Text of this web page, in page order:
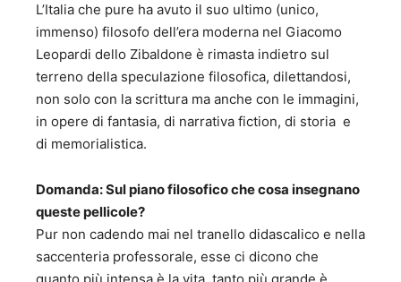
Cinematografico di Salerno - Minerva editrice - 2001; 21.
“Il cinema tra irrisione e riflessione” – critiche
cinematografiche -Avagliano Editore, 2011. 22. “Voce fuori
campo” – critiche cinematografiche – Avagliano Editore
2014. 23. “L’Orso e la Palma” – Istituto culturale del
Mezzogiorno. 217 24. “50 film da rivedere” – Istituto
Culturale del Mezzogiorno - 2018 25. "Federico Fellini-
realista e visionario – Ist.Cult.Mezzogiorno 2019 C)
e balconi” - Romanzo - Premio Speciale Grinzane Cavour
Cesare Pavese - Avagliano Editore - 2006; 27. “Il Chiodo
nella sabbia” - Romanzo – Menzione speciale al Premio
Roma - Avagliano Editore - 2008; 28. “La baia del dubbio”
- Romanzo – Premio per la narrativa del Centro di
L’Italia che pure ha avuto il suo ultimo (unico,
immenso) filosofo dell’era moderna nel Giacomo
Leopardi dello Zibaldone è rimasta indietro sul
terreno della speculazione filosofica, dilettandosi,
non solo con la scrittura ma anche con le immagini,
in opere di fantasia, di narrativa fiction, di storia e
di memorialistica.
Domanda: Sul piano filosofico che cosa insegnano
queste pellicole?
Pur non cadendo mai nel tranello didascalico e nella
saccenteria professorale, esse ci dicono che